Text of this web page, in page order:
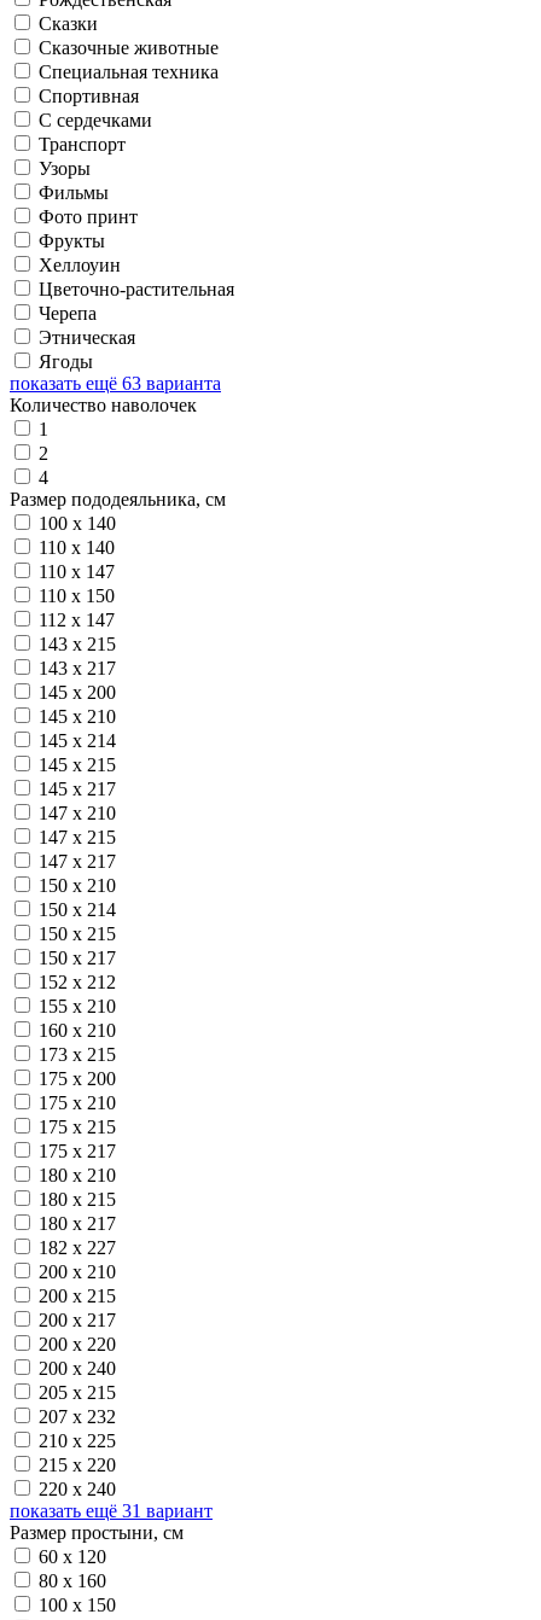
Сказки
Сказочные животные
Специальная техника
Спортивная
С сердечками
Транспорт
Узоры
Фильмы
Фото принт
Фрукты
Хеллоуин
Цветочно-растительная
Черепа
Этническая
Ягоды
показать ещё 63 варианта
Количество наволочек
1
2
4
Размер пододеяльника, см
100 х 140
110 х 140
110 х 147
110 х 150
112 х 147
143 х 215
143 х 217
145 х 200
145 х 210
145 х 214
145 х 215
145 х 217
147 х 210
147 х 215
147 х 217
150 х 210
150 х 214
150 х 215
150 х 217
152 х 212
155 х 210
160 х 210
173 х 215
175 х 200
175 х 210
175 х 215
175 х 217
180 х 210
180 х 215
180 х 217
182 х 227
200 х 210
200 х 215
200 х 217
200 х 220
200 х 240
205 х 215
207 х 232
210 х 225
215 х 220
220 х 240
показать ещё 31 вариант
Размер простыни, см
60 х 120
80 х 160
100 х 150